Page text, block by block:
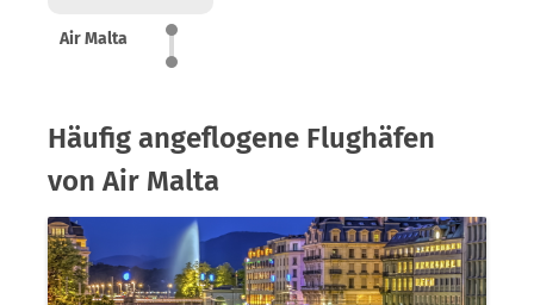
Air Malta
Häufig angeflogene Flughäfen
von Air Malta